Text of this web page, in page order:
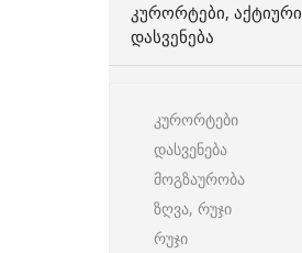
ᲙᲣᲠᲝᲠᲢᲔᲑᲘ, ᲐᲥᲢᲘᲣᲠᲘ
ᲓᲐᲡᲕᲔᲜᲔᲑᲐ
კურორტები
დასვენება
მოგზაურობა
ზღვა, რუჯი
რუჯი